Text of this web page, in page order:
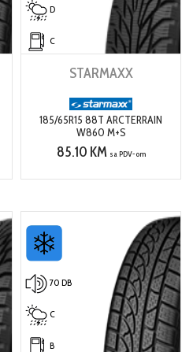
D
C
STARMAXX
185/65R15 88T ARCTERRAIN
W860 M+S
85.10 KM sa PDV-om
70 DB
C
B